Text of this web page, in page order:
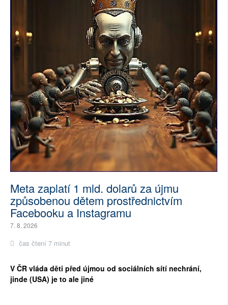
Meta zaplatí 1 mld. dolarů za újmu
způsobenou dětem prostřednictvím
Facebooku a Instagramu
7. 8. 2026
čas čtení 7 minut
V ČR vláda děti před újmou od sociálních sítí nechrání,
jinde (USA) je to ale jiné